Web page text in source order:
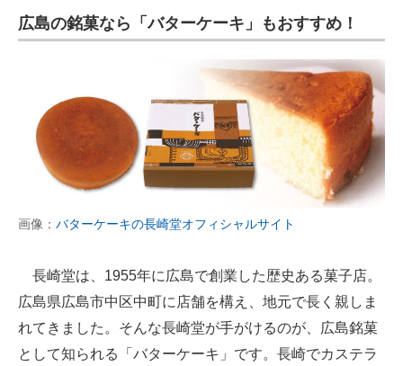
広島の銘菓なら「バターケーキ」もおすすめ！
画像： バターケーキの長崎堂オフィシャルサイト
長崎堂は、1955年に広島で創業した歴史ある菓子店。
広島県広島市中区中町に店舗を構え、地元で長く親しま
れてきました。そんな長崎堂が手がけるのが、広島銘菓
として知られる「バターケーキ」です。長崎でカステラ